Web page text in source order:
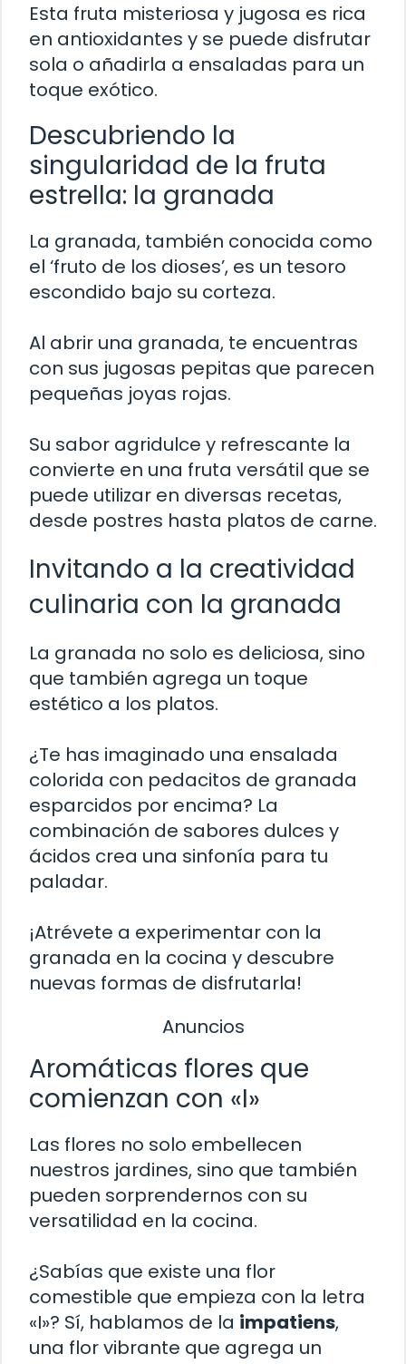
Esta fruta misteriosa y jugosa es rica
en antioxidantes y se puede disfrutar
sola o añadirla a ensaladas para un
toque exótico.
Descubriendo la
singularidad de la fruta
estrella: la granada
La granada, también conocida como
el ‘fruto de los dioses’, es un tesoro
escondido bajo su corteza.
Al abrir una granada, te encuentras
con sus jugosas pepitas que parecen
pequeñas joyas rojas.
Su sabor agridulce y refrescante la
convierte en una fruta versátil que se
puede utilizar en diversas recetas,
desde postres hasta platos de carne.
Invitando a la creatividad
culinaria con la granada
La granada no solo es deliciosa, sino
que también agrega un toque
estético a los platos.
¿Te has imaginado una ensalada
colorida con pedacitos de granada
esparcidos por encima? La
combinación de sabores dulces y
ácidos crea una sinfonía para tu
paladar.
¡Atrévete a experimentar con la
granada en la cocina y descubre
nuevas formas de disfrutarla!
Anuncios
Aromáticas flores que
comienzan con «I»
Las flores no solo embellecen
nuestros jardines, sino que también
pueden sorprendernos con su
versatilidad en la cocina.
¿Sabías que existe una flor
comestible que empieza con la letra
«I»? Sí, hablamos de la impatiens,
una flor vibrante que agrega un